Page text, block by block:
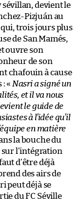
devient le
Pizjuán au
trois jours plus
de San Mamés,
ouvre son
de son
chafouin à cause
« Nasri a signé un
et il va nous
le guide de
à l’idée qu’il
en matière
la bouche du
l’intégration
d’être déjà
des airs de
peut déjà se
du FC Séville